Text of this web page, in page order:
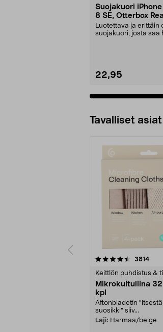
Suojakuori
8 SE, Otterbox
Luotettava ja erittäin
suojakuori, josta saa
22,95
Tavalliset
3814
Keittiön puhdistus &
Mikrokuituliina 32
kpl
Aftonbladetin
suosikki" siiv...
Laji: Harmaa/beige
4.5viidestä